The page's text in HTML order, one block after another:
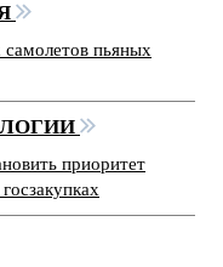
пьяных
приоритет